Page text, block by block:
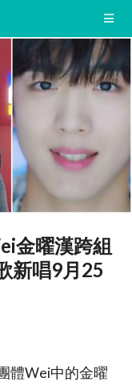
金曜漢跨組
新唱9月25
體Wei中的金曜